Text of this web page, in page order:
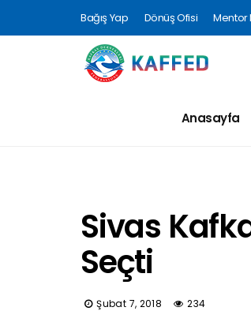
Bağış Yap Dönüş Ofisi Mentor
Anasayfa
Sivas
Seçti
Şubat 7, 2018 234